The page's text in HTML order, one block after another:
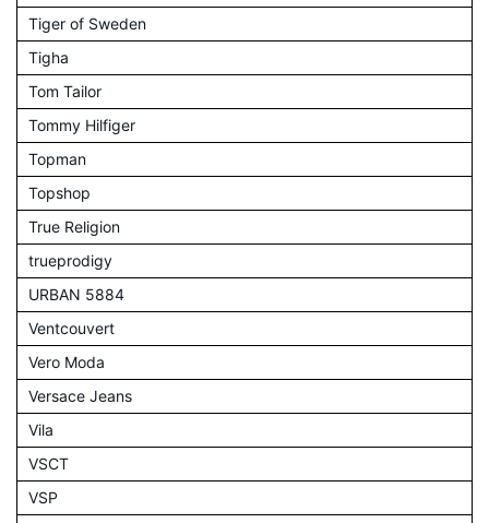
Tiger of Sweden
Tigha
Tom Tailor
Tommy Hilfiger
Topman
Topshop
True Religion
trueprodigy
URBAN 5884
Ventcouvert
Vero Moda
Versace Jeans
Vila
VSCT
VSP